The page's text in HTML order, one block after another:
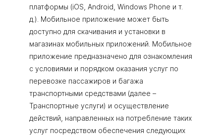
платформы (iOS, Android, Windows Phone и т.
д.). Мобильное приложение может быть
доступно для скачивания и установки в
магазинах мобильных приложений. Мобильное
приложение предназначено для ознакомления
с условиями и порядком оказания услуг по
перевозке пассажиров и багажа
транспортными средствами (далее –
Транспортные услуги) и осуществление
действий, направленных на потребление таких
услуг посредством обеспечения следующих